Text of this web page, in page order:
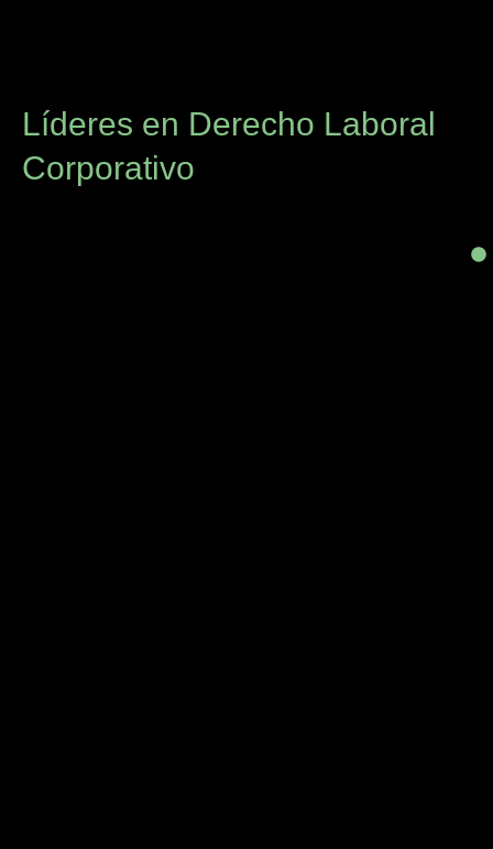
Líderes en Derecho Laboral
Corporativo